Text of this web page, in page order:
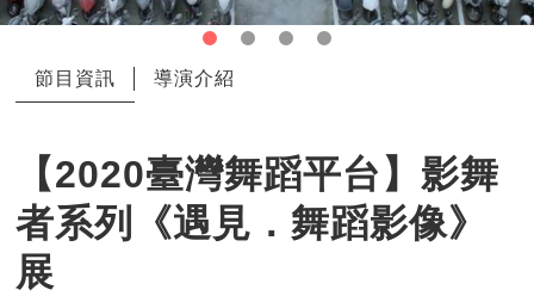
節目資訊 導演介紹
【2020臺灣舞蹈平台】影舞
者系列《遇見．舞蹈影像》
展